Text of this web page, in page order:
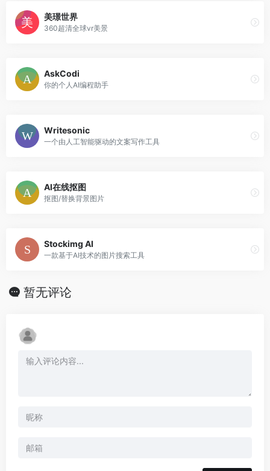
美璟世界
360超清全球vr美景
AskCodi
你的个人AI编程助手
Writesonic
一个由人工智能驱动的文案写作工具
AI在线抠图
抠图/替换背景图片
Stockimg AI
一款基于AI技术的图片搜索工具
暂无评论